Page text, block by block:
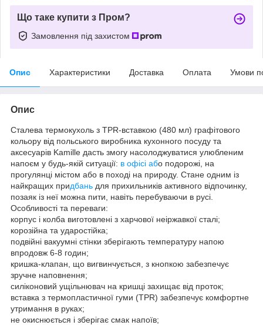
Що таке купити з Пром?
Замовлення під захистом
Опис Характеристики Доставка Оплата Умови
Опис
Сталева термокухоль з TPR-вставкою (480 мл) графітового
кольору від польського виробника кухонного посуду та
аксесуарів Kamille дасть змогу насолоджуватися улюбленим
напоєм у будь-якій ситуації: в офісі або подорожі, на
прогулянці містом або в поході на природу. Стане одним із
найкращих придбань для прихильників активного відпочинку,
позаяк із неї можна пити, навіть перебуваючи в русі.
Особливості та переваги:
корпус і колба виготовлені з харчової неіржавкої сталі;
корозійна та ударостійка;
подвійні вакуумні стінки зберігають температуру напою
впродовж 6-8 годин;
кришка-клапан, що вигвинчується, з кнопкою забезпечує
зручне наповнення;
силіконовий ущільнювач на кришці захищає від проток;
вставка з термопластичної гуми (TPR) забезпечує комфортне
утримання в руках;
не окиснюється і зберігає смак напоїв;